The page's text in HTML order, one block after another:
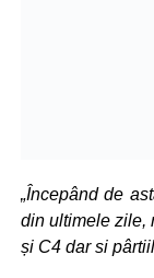
„Începând de
din ultimele zile,
și C4 dar si